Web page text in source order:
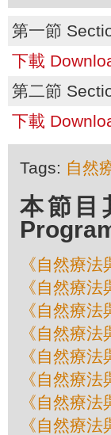
第一節
下載
第二節
下載
Tags: 自然
本節目
《自然療
《自然療
《自然療
《自然療
《自然療
《自然療
《自然療
《自然療